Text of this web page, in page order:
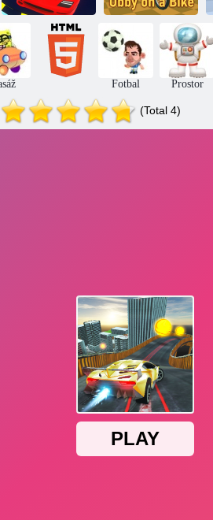
Epický závod
OBBI na
kaskadérech
Obbi na kole
Fotbal Prostor
(Total 4)